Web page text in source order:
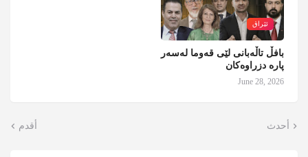
ئێراق
بافڵ تاڵەبانی لێی قەوما لەسەر
پارە دزراوەکان
June 28, 2026
أحدث أقدم